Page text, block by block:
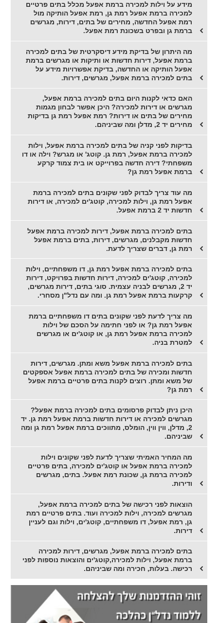
מידע על וילות למכירה ברמת אפעל מכלל בתים פרטיים
למכירה ברמת אפעל רמת גן, רמת אפעל הותיקה מול
רמת אפעל החדשה, מחירים של בתים, דירות, מגרשים
ברמת גן ובפרט בשכונת רמת אפעל.
מה היתרון של בדיקת מידע דיסקרטית של בתים למכירה
ברמת אפעל, דירות חדשות או ותיקות או מגרשים ברמת
אפעל הותיקה או החדשה, בדיקת אפשרויות מידע על
בתים למכירה ברמת אפעל, מגרשים, דירות.
האם כדאי לקנות היום בתים למכירה ברמת אפעל,
מגרשים או דירות למכירה? היכן אפשר לבחון מגמות
מחירים של בתים או דירות? רמת אפעל רמת גן בדיקות
מחירים יד 2, מדלן ומה שביניהם.
בדיקות לפני קניה של בתים למכירה ברמת אפעל, וילות
למכירה ברמת אפעל, רמת גן. קוטג' או מגרש? וילה או דו
משפחתי? דירה חדשה בפרוייקט או בית צמוד קרקע
ברמת אפעל רמת גן?
מה עוד צריך לבדוק לפני שקונים בתים למכירה ברמת
אפעל רמת גן, וילות למכירה, קוטג'ים למכירה, או דירות
חדשות יד 2 ברמת אפעל.
בתים למכירה ברמת אפעל, דירות למכירה ברמת אפעל
חדשות מקבלנים, מגרשים, דירות, בתים ברמת אפעל
רמת גן, דברים שצריך לדעת.
בתים למכירה ברמת אפעל רמת גן, דו משפחתיים, וילות
למכירה, קוטג'ים למכירה, דירות חדשות בפרויקט, דירות
יד 2, מגרשים לבניה עצמית. סוגי בתים, דירות מגרשים,
קרקעות ברמת אפעל רמת גן. ומה עם נדל"ן מסחרי.
מה צריך לדעת לפני שקונים בתים דו משפחתיים ברמת
אפעל רמת גן? או לפני חתימה על הסכם של וילות
למכירה ברמת אפעל רמת גן, או קוטג'ים או מגרשים
למטרת בניה.
בתים למכירה ברמת אפעל משא ומתן. מגרשים, דירות
חדשות ומכירה של בתים למכירה ברמת אפעל אספקטים
של משא ומתן. רוצים לקנות בתים פרטיים ברמת אפעל
רמת גן?
היכן ניתן לבדוק פרסומים בתים למכירה ברמת אפעל?
מגרשים למכירה או דירות חדשות ברמת אפעל רמת גן. יד
2, מדלן, ווין ווין, הומלס, מתווכים ברמת אפעל רמת גן ומה
שביניהם.
מה המחיר האמיתי שצריך לדעת לפני שקונים וילות
למכירה ברמת אפעל או קוטג'ים למכירה, בתים פרטיים
למכירה ברמת גן, שכונת רמת אפעל. בתים, מגרשים
ודירות.
הוצאות לפני רכישה של בתים למכירה ברמת אפעל,
מגרשים למכירה, וילות למכירה ועוד. בתים פרטיים רמת
גן, רמת אפעל, דו משפחתיים, קוטג'ים, וילות וגם לעניין
דירות.
בתים למכירה ברמת אפעל, מגרשים, דירות למכירה
ברמת אפעל, וילות למכירה,קוטג'ים והוצאות נוספות לפני
רכישה. בעלות, חכירה ומה שביניהם.